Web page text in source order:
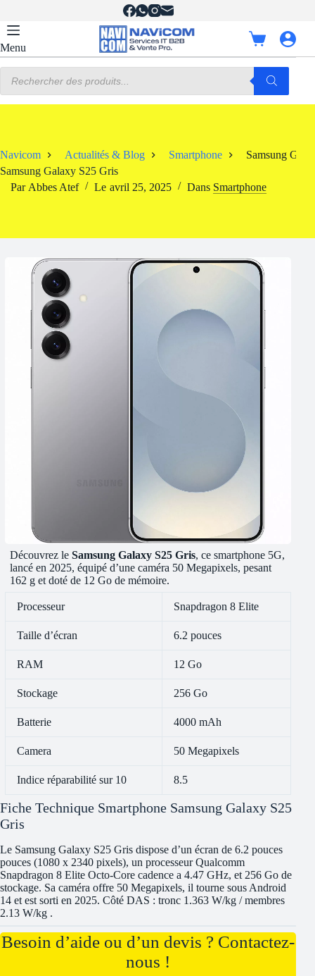
contenu
Menu
Panier
d’achat
produits
Navicom Actualités & Blog Smartphone
Samsung
Samsung Galaxy S25 Gris
Par Abbes Atef Le avril 25, 2025 Dans Smartphone
Découvrez leSamsung Galaxy S25 Gris, ce smartphone 5G,
lancé en 2025, équipé d’une caméra 50 Megapixels, pesant
162 g et doté de 12 Go de mémoire.
Processeur Snapdragon 8 Elite
Taille d’écran 6.2 pouces
RAM 12 Go
Stockage 256 Go
Batterie 4000 mAh
Camera 50 Megapixels
Indice réparabilité sur 10 8.5
Fiche Technique Smartphone Samsung Galaxy S25
Gris
Le Samsung Galaxy S25 Gris dispose d’un écran de 6.2 pouces
pouces (1080 x 2340 pixels), un processeur Qualcomm
Snapdragon 8 Elite Octo-Core cadence a 4.47 GHz, et 256 Go de
stockage. Sa caméra offre 50 Megapixels, il tourne sous Android
14 et est sorti en 2025. Côté DAS : tronc 1.363 W/kg / membres
2.13 W/kg .
Besoin d’aide ou d’un devis ? Contactez-
nous !